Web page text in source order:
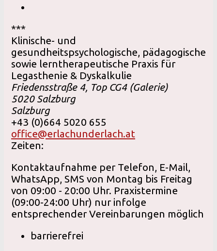
***
Klinische- und
gesundheitspsychologische, pädagogische
sowie lerntherapeutische Praxis für
Legasthenie & Dyskalkulie
Friedensstraße 4, Top CG4 (Galerie)
5020Salzburg
Salzburg
+43 (0)664 5020 655
office@erlachunderlach.at
Zeiten:
Kontaktaufnahme per Telefon, E-Mail,
WhatsApp, SMS von Montag bis Freitag
von 09:00 - 20:00 Uhr. Praxistermine
(09:00-24:00 Uhr) nur infolge
entsprechender Vereinbarungen möglich
barrierefrei